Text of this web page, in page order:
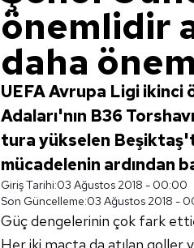
önemlidir
daha
UEFA Avrupa Ligi ikinci
Adaları'nın B36
tura yükselen
mücadelenin ardından
Giriş Tarihi:03 Ağustos 2018 - 00:00
Son Güncelleme:03 Ağustos 2018 -
Güç dengelerinin çok fark